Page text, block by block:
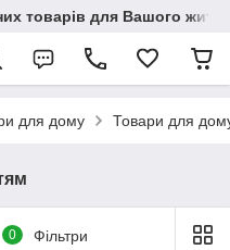
товарів для Вашого
для дому Товари для
0 Фільтри